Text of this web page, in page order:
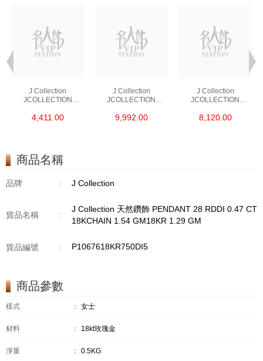
J Collection
JCOLLECTION
RDDI 0.48 CT18KR
4,411.00
J Collection
JCOLLECTION
RDDI 1.34 CT18KW
9,992.00
J Collection
JCOLLECTION
W/DIAMOND 7
8,120.00
商品名稱
品牌 : J Collection
貨品名稱 :
J Collection 天然鑽飾 PENDANT 28 RDDI 0.47 CT
18KCHAIN 1.54 GM18KR 1.29 GM
貨品編號 : P1067618KR750DI5
商品參數
樣式 ： 女士
材料 ： 18kt玫瑰金
淨重 ： 0.5KG